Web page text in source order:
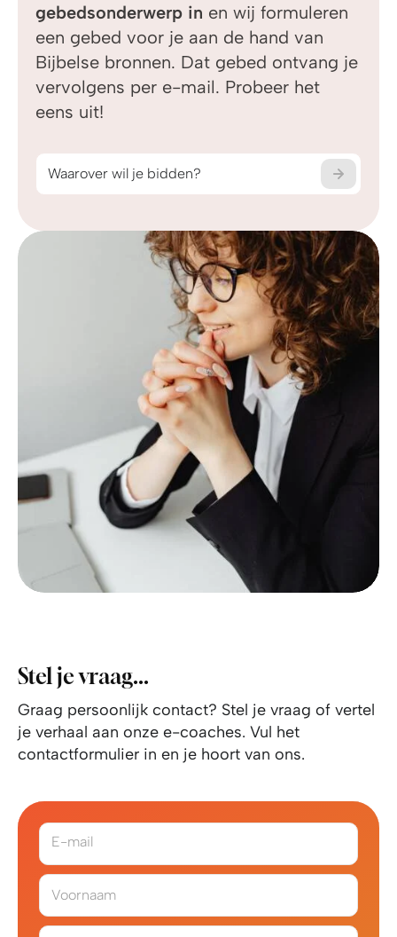
gebedsonderwerp in en wij formuleren
een gebed voor je aan de hand van
Bijbelse bronnen. Dat gebed ontvang je
vervolgens per e-mail. Probeer het
eens uit!
Waarover wil je bidden?
Stel je vraag...
Graag persoonlijk contact? Stel je vraag of vertel
je verhaal aan onze e-coaches. Vul het
contactformulier in en je hoort van ons.
E-mail
Voornaam